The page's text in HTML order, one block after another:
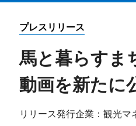
プレスリリース
馬と暮らすま
動画を新たに
リリース発行企業：観光マ